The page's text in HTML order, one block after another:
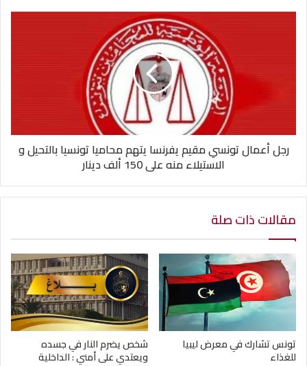
رجل أعمال تونسي مقيم يفرنسا يتهم محاميا تونسيا بالتحيل و
الاستيلاء منه على 150 ألف دينار
مقالات ذات صلة
تونس تشارك في معرض ليبيا
للغذاء
شخص يضرم النار في جسده
ويعتدي على أمني : الداخلية